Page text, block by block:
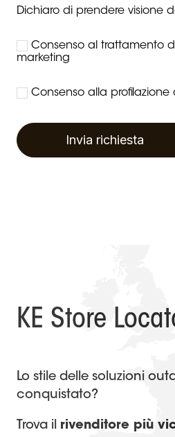
Dichiaro di prendere visione
Consenso al trattamento
marketing
Consenso alla profilazione
Invia richiesta
KE Store
Lo stile delle soluzioni
conquistato?
Trova il rivenditore più